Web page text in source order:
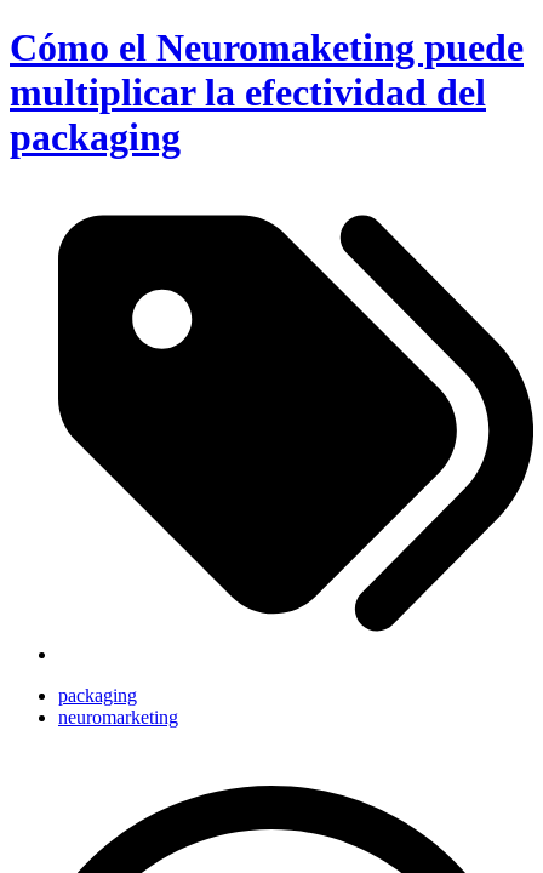
Cómo el Neuromaketing puede
multiplicar la efectividad del
packaging
packaging
neuromarketing